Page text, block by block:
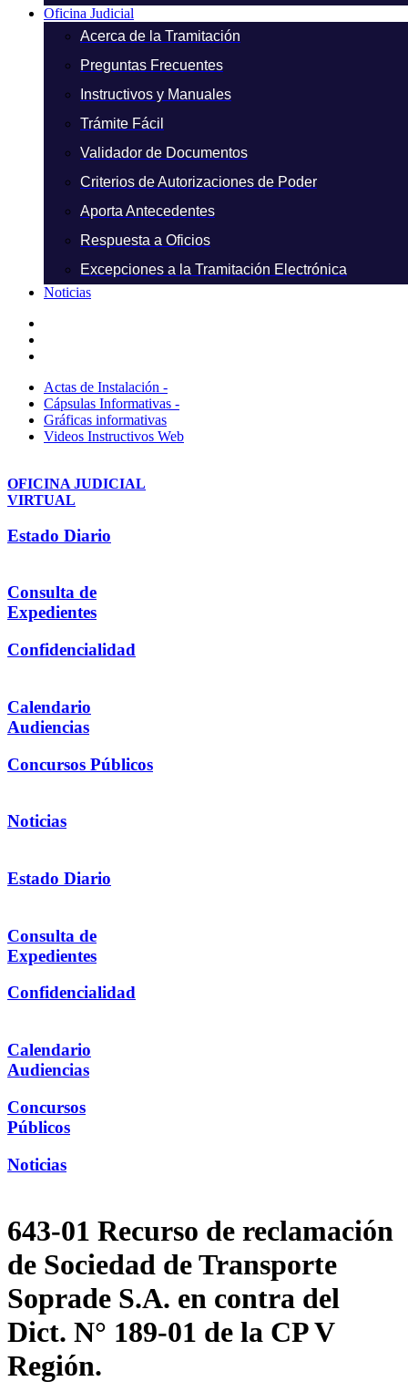
Oficina Judicial
Acerca de la Tramitación
Preguntas Frecuentes
Instructivos y Manuales
Trámite Fácil
Validador de Documentos
Criterios de Autorizaciones de Poder
Aporta Antecedentes
Respuesta a Oficios
Excepciones a la Tramitación Electrónica
Noticias
Actas de Instalación -
Cápsulas Informativas -
Gráficas informativas
Videos Instructivos Web
OFICINA JUDICIAL
VIRTUAL
Estado Diario
Consulta de
Expedientes
Confidencialidad
Calendario
Audiencias
Concursos Públicos
Noticias
Estado Diario
Consulta de
Expedientes
Confidencialidad
Calendario
Audiencias
Concursos
Públicos
Noticias
643-01 Recurso de reclamación
de Sociedad de Transporte
Soprade S.A. en contra del
Dict. N° 189-01 de la CP V
Región.